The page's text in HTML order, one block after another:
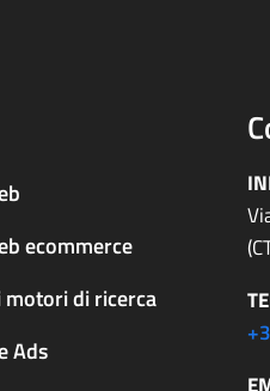
ecommerce
di ricerca
Ads